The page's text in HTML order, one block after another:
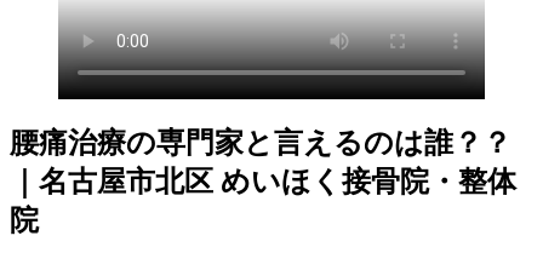
腰痛治療の専門家と言えるのは誰？？
｜名古屋市北区 めいほく接骨院・整体
院